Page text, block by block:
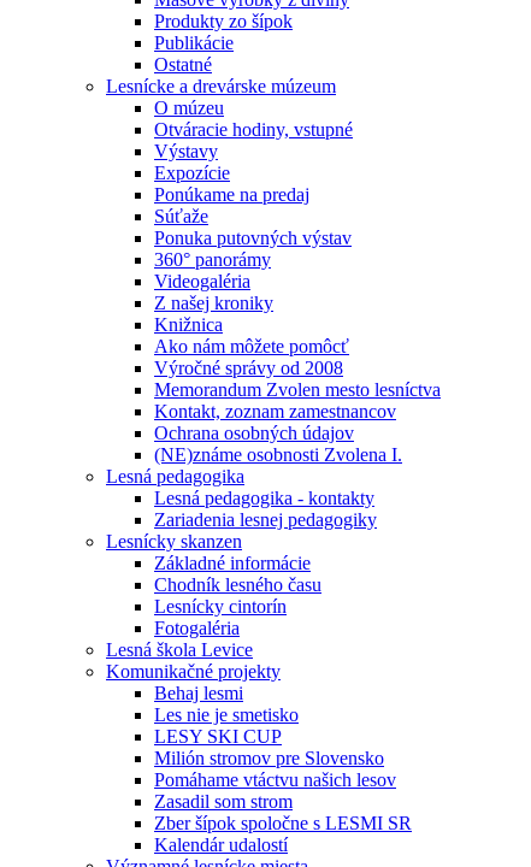
Produkty zo šípok
Publikácie
Ostatné
Lesnícke a drevárske múzeum
O múzeu
Otváracie hodiny, vstupné
Výstavy
Expozície
Ponúkame na predaj
Súťaže
Ponuka putovných výstav
360° panorámy
Videogaléria
Z našej kroniky
Knižnica
Ako nám môžete pomôcť
Výročné správy od 2008
Memorandum Zvolen mesto lesníctva
Kontakt, zoznam zamestnancov
Ochrana osobných údajov
(NE)známe osobnosti Zvolena I.
Lesná pedagogika
Lesná pedagogika - kontakty
Zariadenia lesnej pedagogiky
Lesnícky skanzen
Základné informácie
Chodník lesného času
Lesnícky cintorín
Fotogaléria
Lesná škola Levice
Komunikačné projekty
Behaj lesmi
Les nie je smetisko
LESY SKI CUP
Milión stromov pre Slovensko
Pomáhame vtáctvu našich lesov
Zasadil som strom
Zber šípok spoločne s LESMI SR
Kalendár udalostí